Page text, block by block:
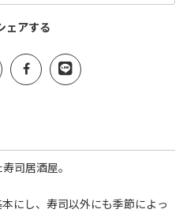
ェアする
司居酒屋。
にし、寿司以外にも季節によっ